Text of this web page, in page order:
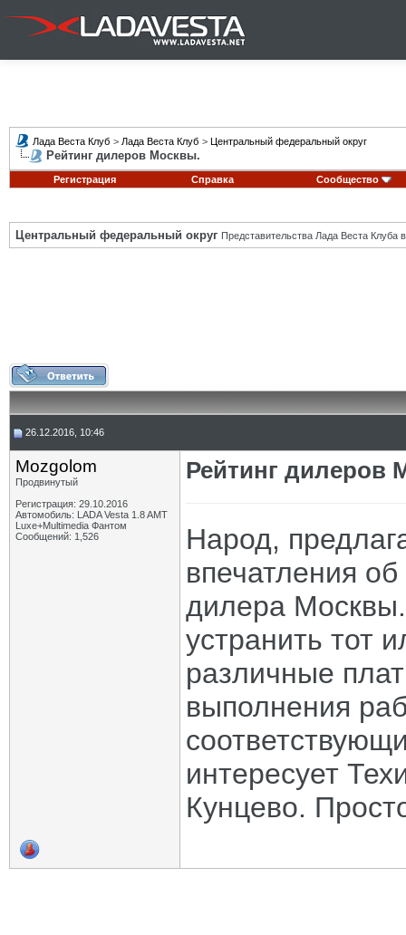
Лада Веста Клуб > Лада Веста Клуб > Центральный федеральный округ
Рейтинг дилеров Москвы.
Регистрация Справка Сообщество
Центральный федеральный округ Представительства Лада Веста Клуба
26.12.2016, 10:46
Mozgolom
Продвинутый
Регистрация: 29.10.2016
Автомобиль: LADA Vesta 1.8 AMT
Luxe+Multimedia Фантом
Сообщений: 1,526
Рейтинг дилеров
Народ,
впечатления
дилера Москвы.
устранить тот
различные
выполнения
интересует
Кунцево.